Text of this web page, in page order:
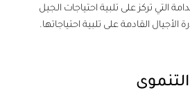
تركز على تلبية احتياجات الجيل
القادمة على تلبية احتياجاتها.